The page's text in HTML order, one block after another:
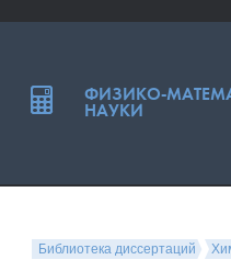
Библиотека диссертаций
ФИЗИКО-
НАУКИ